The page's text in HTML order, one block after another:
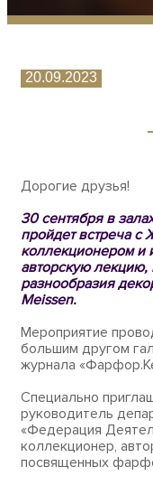
20.09.2023
Дорогие друзья!
30 сентября в
пройдет встреча
коллекционером и
авторскую
разнообразия
Meissen.
Мероприятие
большим другом
журнала
Специально
руководитель
«Федерация
коллекционер,
посвященных